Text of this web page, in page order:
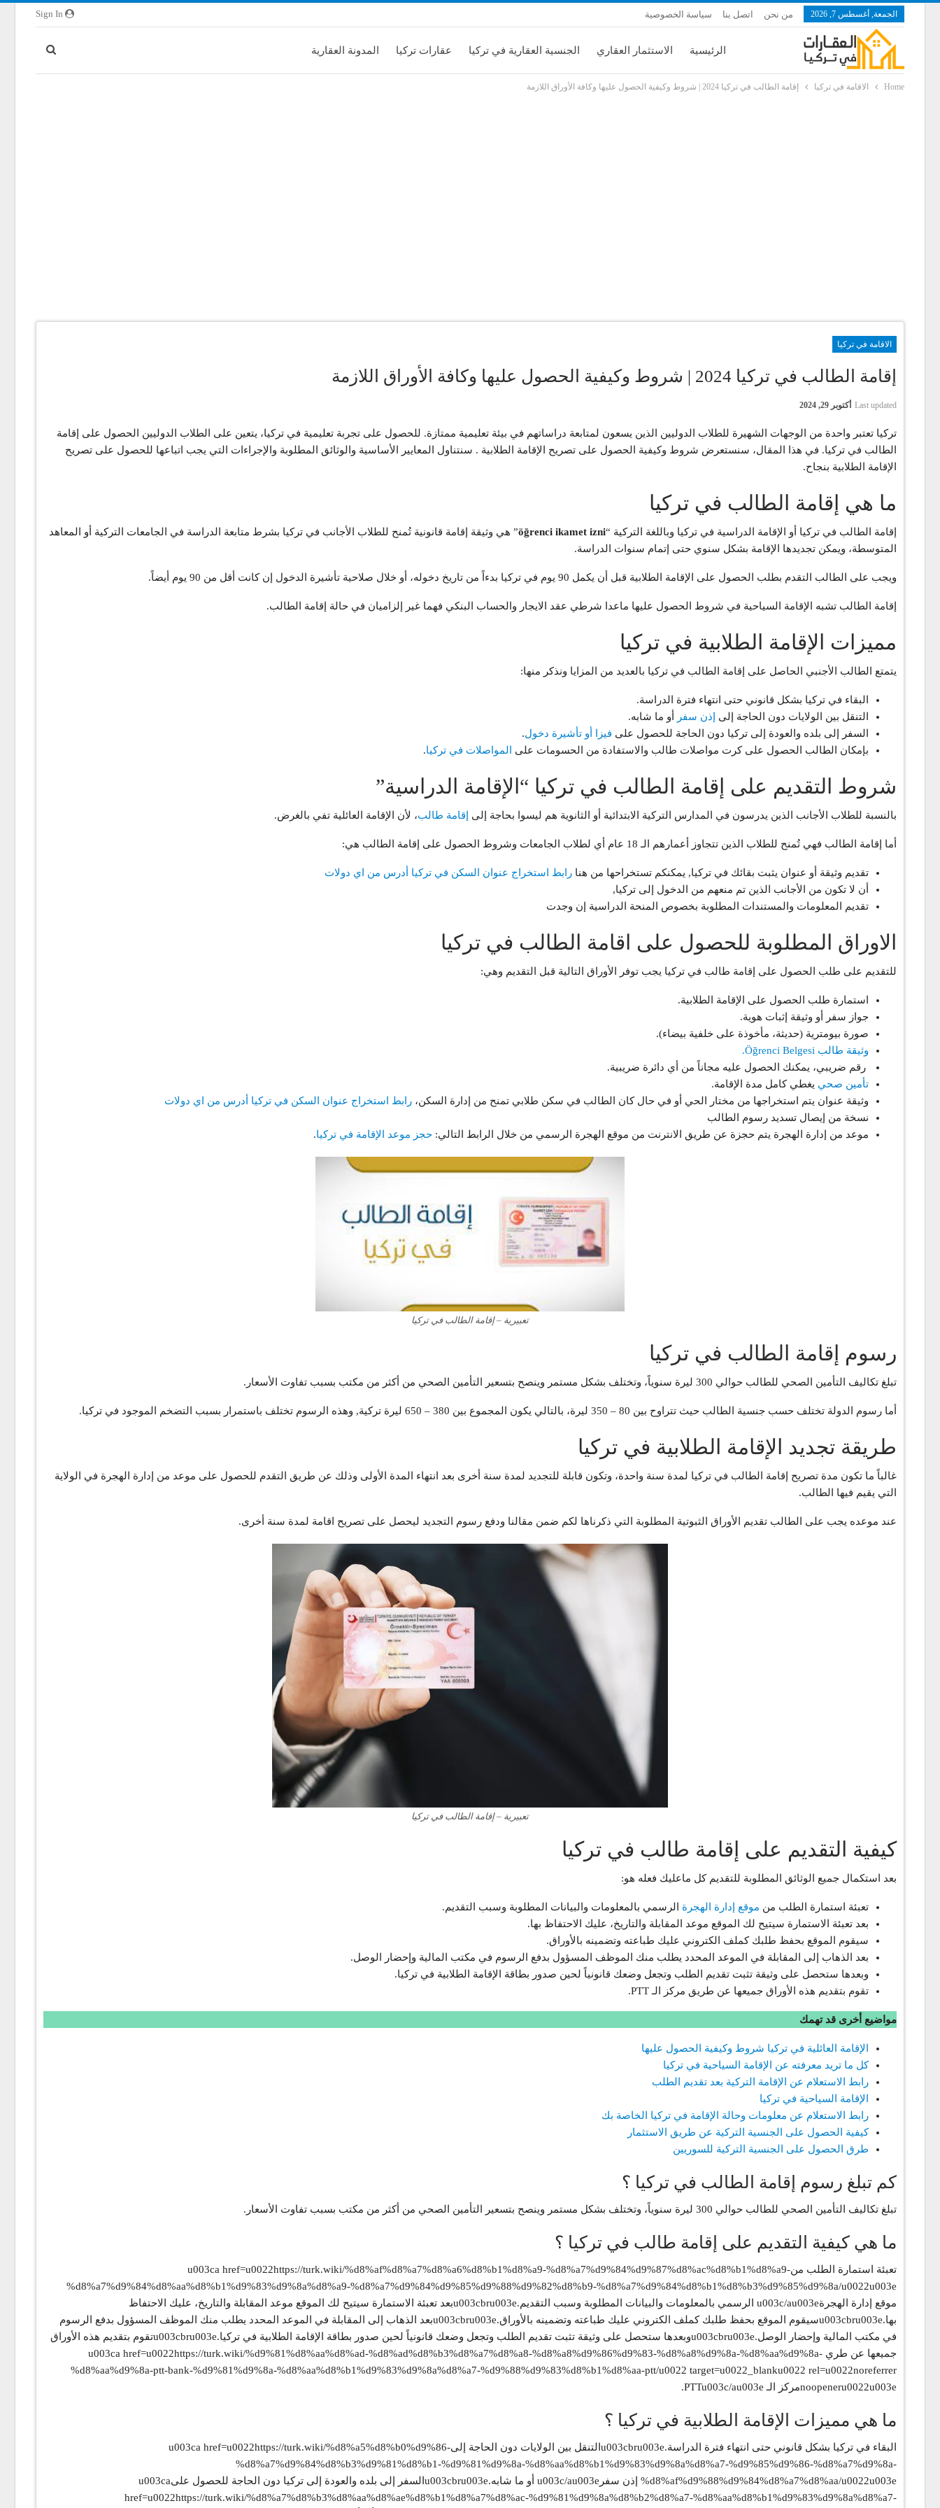
الجمعة, أغسطس 7, 2026 من نحن اتصل بنا سياسة الخصوصية
الرئيسية الاستثمار العقاري الجنسية العقارية في تركيا عقارات تركيا المدونة العقارية
Home الاقامة في تركيا إقامة الطالب في تركيا 2024 | شروط وكيفية الحصول عليها وكافة الأوراق اللازمة
الاقامة في تركيا
إقامة الطالب في تركيا 2024 | شروط وكيفية الحصول عليها وكافة الأوراق اللازمة
Last updated أكتوبر 29, 2024
تركيا تعتبر واحدة من الوجهات الشهيرة للطلاب الدوليين الذين يسعون لمتابعة دراساتهم في بيئة تعليمية ممتازة. للحصول على تجربة تعليمية في تركيا، يتعين على الطلاب الدوليين الحصول على إقامة
الطالب في تركيا. في هذا المقال، سنستعرض شروط وكيفية الحصول على تصريح الإقامة الطلابية . سنتناول المعايير الأساسية والوثائق المطلوبة والإجراءات التي يجب اتباعها للحصول على تصريح
الإقامة الطلابية بنجاح.
ما هي إقامة الطالب في تركيا
إقامة الطالب في تركيا أو الإقامة الدراسية في تركيا وباللغة التركية “öğrenci ikamet izni” هي وثيقة إقامة قانونية تُمنح للطلاب الأجانب في تركيا بشرط متابعة الدراسة في الجامعات التركية أو المعاهد
المتوسطة، ويمكن تجديدها الإقامة بشكل سنوي حتى إتمام سنوات الدراسة.
ويجب على الطالب التقدم بطلب الحصول على الإقامة الطلابية قبل أن يكمل 90 يوم في تركيا بدءاً من تاريخ دخوله، أو خلال صلاحية تأشيرة الدخول إن كانت أقل من 90 يوم أيضاً.
إقامة الطالب تشبه الإقامة السياحية في شروط الحصول عليها ماعدا شرطي عقد الايجار والحساب البنكي فهما غير إلزاميان في حالة إقامة الطالب.
مميزات الإقامة الطلابية في تركيا
يتمتع الطالب الأجنبي الحاصل على إقامة الطالب في تركيا بالعديد من المزايا ونذكر منها:
البقاء في تركيا بشكل قانوني حتى انتهاء فترة الدراسة.
التنقل بين الولايات دون الحاجة إلى إذن سفر
أو ما شابه.
السفر إلى بلده والعودة إلى تركيا دون الحاجة للحصول على فيزا أو تأشيرة دخول.
بإمكان الطالب الحصول على كرت مواصلات طالب والاستفادة من الحسومات على
المواصلات في تركيا.
شروط التقديم على إقامة الطالب في تركيا “الإقامة الدراسية”
بالنسبة للطلاب الأجانب الذين يدرسون في المدارس التركية الابتدائية أو الثانوية هم ليسوا بحاجة إلى إقامة طالب، لأن الإقامة العائلية تفي بالغرض.
أما إقامة الطالب فهي تُمنح للطلاب الذين تتجاوز أعمارهم الـ 18 عام أي لطلاب الجامعات وشروط الحصول على إقامة الطالب هي:
تقديم وثيقة أو عنوان يثبت بقائك في تركيا, يمكنكم تستخراحها من هنا رابط استخراج عنوان السكن في تركيا أدرس من اي دولات
أن لا تكون من الأجانب الذين تم منعهم من الدخول إلى تركيا,
تقديم المعلومات والمستندات المطلوبة بخصوص المنحة الدراسية إن وجدت
الاوراق المطلوبة للحصول على اقامة الطالب في تركيا
للتقديم على طلب الحصول على إقامة طالب في تركيا يجب توفر الأوراق التالية قبل التقديم وهي:
استمارة طلب الحصول على الإقامة الطلابية.
جواز سفر أو وثيقة إثبات هوية.
صورة بيومترية (حديثة، مأخوذة على خلفية بيضاء).
وثيقة طالب Öğrenci Belgesi.
رقم ضريبي، يمكنك الحصول عليه مجاناً من أي دائرة ضريبية.
تأمين صحي يغطي كامل مدة الإقامة.
وثيقة عنوان يتم استخراجها من مختار الحي أو في حال كان الطالب في سكن طلابي تمنح من إدارة السكن، رابط استخراج عنوان السكن في تركيا أدرس من اي دولات
نسخة من إيصال تسديد رسوم الطالب
موعد من إدارة الهجرة يتم حجزة عن طريق الانترنت من موقع الهجرة الرسمي من خلال الرابط التالي: حجز موعد الإقامة في تركيا.
تعبيرية – إقامة الطالب في تركيا
رسوم إقامة الطالب في تركيا
تبلغ تكاليف التأمين الصحي للطالب حوالي 300 ليرة سنوياً، وتختلف بشكل مستمر وينصح بتسعير التأمين الصحي من أكثر من مكتب بسبب تفاوت الأسعار.
أما رسوم الدولة تختلف حسب جنسية الطالب حيث تتراوح بين 80 – 350 ليرة، بالتالي يكون المجموع بين 380 – 650 ليرة تركية, وهذه الرسوم تختلف باستمرار بسبب التضخم الموجود في تركيا.
طريقة تجديد الإقامة الطلابية في تركيا
غالباً ما تكون مدة تصريح إقامة الطالب في تركيا لمدة سنة واحدة، وتكون قابلة للتجديد لمدة سنة أخرى بعد انتهاء المدة الأولى وذلك عن طريق التقدم للحصول على موعد من إدارة الهجرة في الولاية
التي يقيم فيها الطالب.
عند موعده يجب على الطالب تقديم الأوراق الثبوتية المطلوبة التي ذكرناها لكم ضمن مقالنا ودفع رسوم التجديد ليحصل على تصريح اقامة لمدة سنة أخرى.
تعبيرية – إقامة الطالب في تركيا
كيفية التقديم على إقامة طالب في تركيا
بعد استكمال جميع الوثائق المطلوبة للتقديم كل ماعليك فعله هو:
تعبئة استمارة الطلب من موقع إدارة الهجرة الرسمي بالمعلومات والبيانات المطلوبة وسبب التقديم.
بعد تعبئة الاستمارة سيتيح لك الموقع موعد المقابلة والتاريخ، عليك الاحتفاظ بها.
سيقوم الموقع بحفظ طلبك كملف الكتروني عليك طباعته وتضمينه بالأوراق.
بعد الذهاب إلى المقابلة في الموعد المحدد يطلب منك الموظف المسؤول بدفع الرسوم في مكتب المالية وإحضار الوصل.
وبعدها ستحصل على وثيقة تثبت تقديم الطلب وتجعل وضعك قانونياً لحين صدور بطاقة الإقامة الطلابية في تركيا.
تقوم بتقديم هذه الأوراق جميعها عن طريق مركز الـ PTT.
مواضيع أخرى قد تهمك
الإقامة العائلية في تركيا شروط وكيفية الحصول عليها
كل ما تريد معرفته عن الإقامة السياحية في تركيا
رابط الاستعلام عن الإقامة التركية بعد تقديم الطلب
الإقامة السياحية في تركيا
رابط الاستعلام عن معلومات وحالة الإقامة في تركيا الخاصة بك
كيفية الحصول على الجنسية التركية عن طريق الاستثمار
طرق الحصول على الجنسية التركية للسوريين
كم تبلغ رسوم إقامة الطالب في تركيا ؟
تبلغ تكاليف التأمين الصحي للطالب حوالي 300 ليرة سنوياً، وتختلف بشكل مستمر وينصح بتسعير التأمين الصحي من أكثر من مكتب بسبب تفاوت الأسعار.
ما هي كيفية التقديم على إقامة طالب في تركيا ؟
تعبئة استمارة الطلب منu003ca href=u0022https://turk.wiki/%d8%af%d8%a7%d8%a6%d8%b1%d8%a9-%d8%a7%d9%84%d9%87%d8%ac%d8%b1%d8%a9-
%d8%a7%d9%84%d8%aa%d8%b1%d9%83%d9%8a%d8%a9-%d8%a7%d9%84%d9%85%d9%88%d9%82%d8%b9-%d8%a7%d9%84%d8%b1%d8%b3%d9%85%d9%8a/u0022u003e
موقع إدارة الهجرةu003c/au003e الرسمي بالمعلومات والبيانات المطلوبة وسبب التقديم.u003cbru003eبعد تعبئة الاستمارة سيتيح لك الموقع موعد المقابلة والتاريخ، عليك الاحتفاظ
بها.u003cbru003eسيقوم الموقع بحفظ طلبك كملف الكتروني عليك طباعته وتضمينه بالأوراق.u003cbru003eبعد الذهاب إلى المقابلة في الموعد المحدد يطلب منك الموظف المسؤول بدفع الرسوم
في مكتب المالية وإحضار الوصل.u003cbru003eوبعدها ستحصل على وثيقة تثبت تقديم الطلب وتجعل وضعك قانونياً لحين صدور بطاقة الإقامة الطلابية في تركيا.u003cbru003eتقوم بتقديم هذه الأوراق
جميعها عن طري u003ca href=u0022https://turk.wiki/%d9%81%d8%aa%d8%ad-%d8%ad%d8%b3%d8%a7%d8%a8-%d8%a8%d9%86%d9%83-%d8%a8%d9%8a-%d8%aa%d9%8a-
%d8%aa%d9%8a-ptt-bank-%d9%81%d9%8a-%d8%aa%d8%b1%d9%83%d9%8a%d8%a7-%d9%88%d9%83%d8%b1%d8%aa-ptt/u0022 target=u0022_blanku0022 rel=u0022noreferrer
noopeneru0022u003eمركز الـ PTTu003c/au003e.
ما هي مميزات الإقامة الطلابية في تركيا ؟
البقاء في تركيا بشكل قانوني حتى انتهاء فترة الدراسة.u003cbru003eالتنقل بين الولايات دون الحاجة إلىu003ca href=u0022https://turk.wiki/%d8%a5%d8%b0%d9%86-
%d8%a7%d9%84%d8%b3%d9%81%d8%b1-%d9%81%d9%8a-%d8%aa%d8%b1%d9%83%d9%8a%d8%a7-%d9%85%d9%86-%d8%a7%d9%8a-
%d8%af%d9%88%d9%84%d8%a7%d8%aa/u0022u003e إذن سفرu003c/au003e أو ما شابه.u003cbru003eالسفر إلى بلده والعودة إلى تركيا دون الحاجة للحصول علىu003ca
href=u0022https://turk.wiki/%d8%a7%d8%b3%d8%aa%d8%ae%d8%b1%d8%a7%d8%ac-%d9%81%d9%8a%d8%b2%d8%a7-%d8%aa%d8%b1%d9%83%d9%8a%d8%a7-